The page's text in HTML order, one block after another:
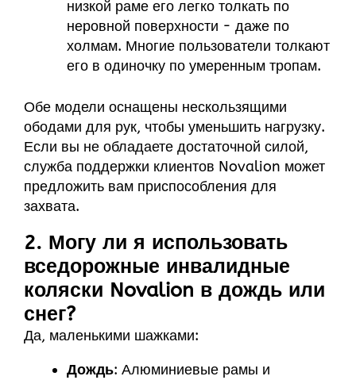
низкой раме его легко толкать по
неровной поверхности - даже по
холмам. Многие пользователи толкают
его в одиночку по умеренным тропам.
Обе модели оснащены нескользящими
ободами для рук, чтобы уменьшить нагрузку.
Если вы не обладаете достаточной силой,
служба поддержки клиентов Novalion может
предложить вам приспособления для
захвата.
2. Могу ли я использовать
вседорожные инвалидные
коляски Novalion в дождь или
снег?
Да, маленькими шажками:
Дождь: Алюминиевые рамы и